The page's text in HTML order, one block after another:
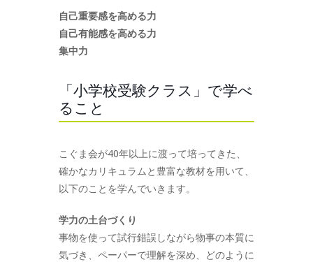
自己重要感を高める力
自己有能感を高める力
集中力
「小学校受験クラス」で学べ
ること
こぐま会が40年以上に渡って培ってきた、
確かなカリキュラムと豊富な教材を用いて、
以下のことを学んでいきます。
学力の土台づくり
事物を使って試行錯誤しながら物事の本質に
気づき、ペーパーで理解を深め、どのように